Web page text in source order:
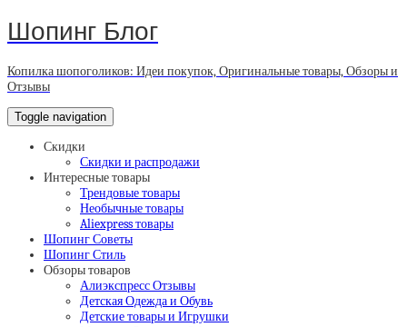
Шопинг Блог
Копилка шопоголиков: Идеи покупок, Оригинальные товары, Обзоры и
Отзывы
Toggle navigation
Скидки
Скидки и распродажи
Интересные товары
Трендовые товары
Необычные товары
Aliexpress товары
Шопинг Советы
Шопинг Стиль
Обзоры товаров
Алиэкспресс Отзывы
Детская Одежда и Обувь
Детские товары и Игрушки